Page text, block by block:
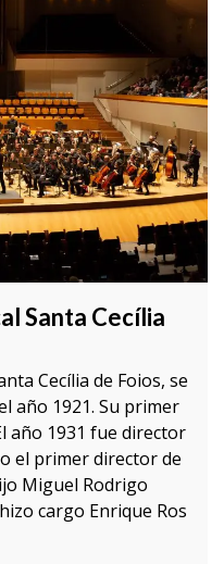
Santa Cecília
Cecília de Foios, se
año 1921. Su primer
año 1931 fue director
el primer director de
Miguel Rodrigo
cargo Enrique Ros